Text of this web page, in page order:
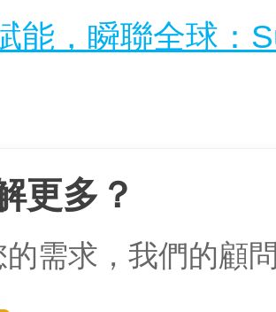
能，瞬聯全球：
更多？
需求，我們的顧